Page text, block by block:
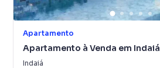
Apartamento
Apartamento à Venda em Indaiá
Indaiá